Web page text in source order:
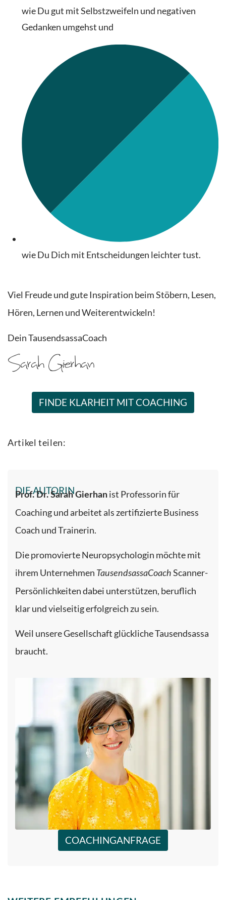
wie Du gut mit Selbstzweifeln und negativen
Gedanken umgehst und
wie Du Dich mit Entscheidungen leichter tust.
Viel Freude und gute Inspiration beim Stöbern, Lesen,
Hören, Lernen und Weiterentwickeln!
Dein TausendsassaCoach
FINDE KLARHEIT MIT COACHING
Artikel teilen:
DIE AUTORIN
Prof. Dr. Sarah Gierhan ist Professorin für
Coaching und arbeitet als zertifizierte Business
Coach und Trainerin.
Die promovierte Neuropsychologin möchte mit
ihrem Unternehmen TausendsassaCoach Scanner-
Persönlichkeiten dabei unterstützen, beruflich
klar und vielseitig erfolgreich zu sein.
Weil unsere Gesellschaft glückliche Tausendsassa
braucht.
COACHINGANFRAGE